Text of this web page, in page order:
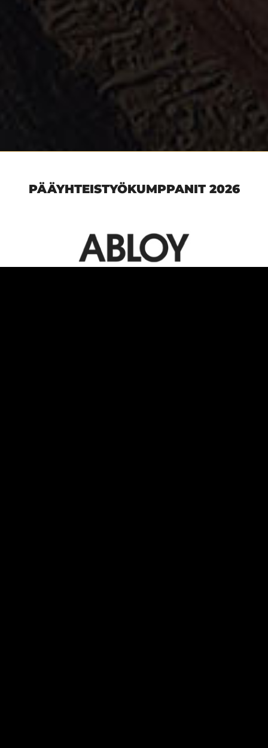
PÄÄYHTEISTYÖKUMPPANIT 2026